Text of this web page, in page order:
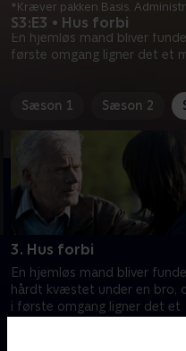
S3:E3 • Hus forbi
En hjemløs mand bliver
første omgang ligner det et
*Kræver pakken Basis.
Sæson 1 Sæson 2
3. Hus forbi
En hjemløs mand bliver
hårdt kvæstet under en bro,
i første omgang ligner det et